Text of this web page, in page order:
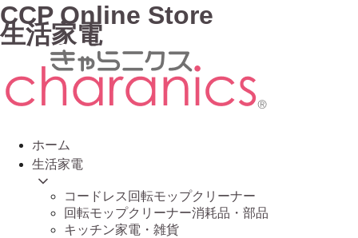
CCP Online Store
生活家電
ホーム
生活家電
コードレス回転モップクリーナー
回転モップクリーナー消耗品・部品
キッチン家電・雑貨